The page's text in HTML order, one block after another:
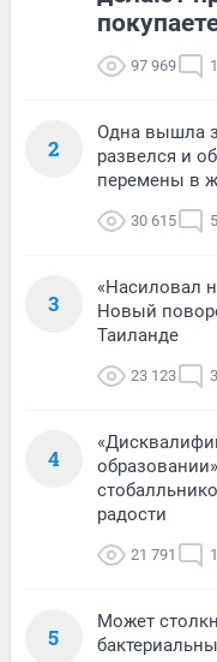
97 969
2
Одна вышла
развелся и
перемены в
30 615
3
«Насиловал
Новый
Таиланде
23 123
4
радости
21 791
5
Может